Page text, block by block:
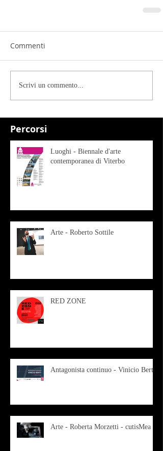
Percorsi
Commenti
Scrivi un commento...
Luoghi - Biennale d'arte
contemporanea di Viterbo
Arte - Roberto Sottile
RED ZONE
Antagonista continuo - Vinicio Berti
Arte - Roberta Morzetti - cutisMea